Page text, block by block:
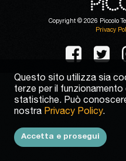
Questo sito utilizza sia
terze per il
statistiche. Può
nostra Privacy Policy.
Accetta e prosegui
Copyright © 2026 Piccolo
Privacy